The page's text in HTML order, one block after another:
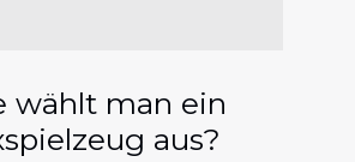
wählt man ein
aus?